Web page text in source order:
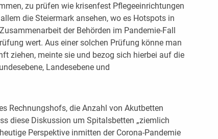
zu prüfen wie krisenfest Pflegeeinrichtungen
die Steiermark ansehen, wo es Hotspots in
der Behörden im Pandemie-Fall
wert. Aus einer solchen Prüfung könne man
ziehen, meinte sie und bezog sich hierbei auf die
Landesebene und
Rechnungshofs, die Anzahl von Akutbetten
diese Diskussion um Spitalsbetten „ziemlich
Perspektive inmitten der Corona-Pandemie